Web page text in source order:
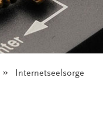
Angezeigt:
Internetseelsorge